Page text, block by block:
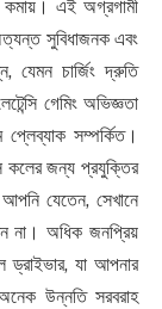
কমায়। এই অগ্রগামী
সুবিধাজনক এবং
যেমন চার্জিং দ্রুতি
গেমিং অভিজ্ঞতা
সম্পর্কিত।
কলের জন্য প্রযুক্তির
যেতেন, সেখানে
না। অধিক জনপ্রিয়
ড্রাইভার, যা আপনার
উন্নতি সরবরাহ